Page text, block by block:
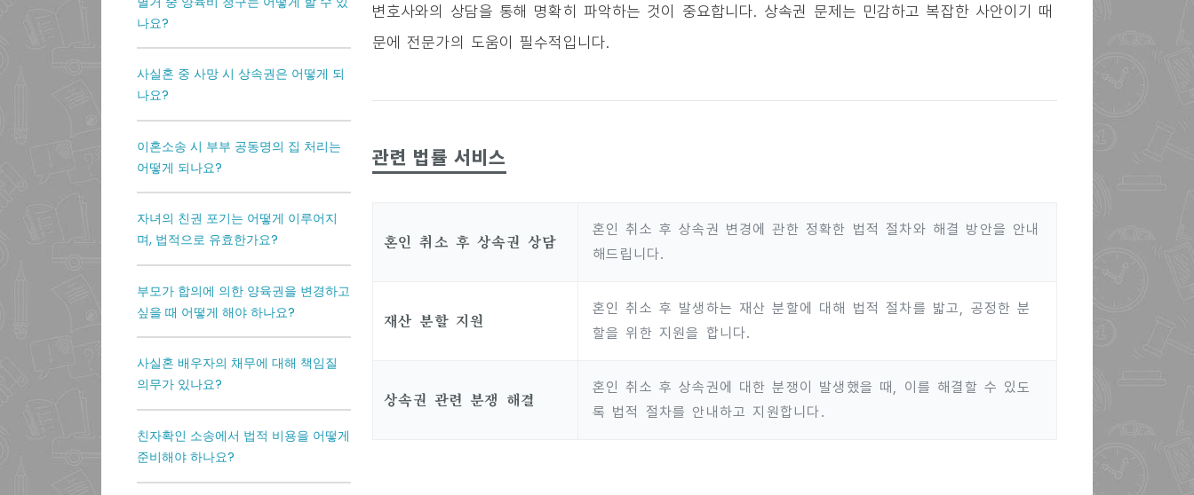
나요?
사실혼 중 사망 시 상속권은 어떻게 되
나요?
이혼소송 시 부부 공동명의 집 처리는
어떻게 되나요?
자녀의 친권 포기는 어떻게 이루어지
며, 법적으로 유효한가요?
부모가 합의에 의한 양육권을 변경하고
싶을 때 어떻게 해야 하나요?
사실혼 배우자의 채무에 대해 책임질
의무가 있나요?
친자확인 소송에서 법적 비용을 어떻게
준비해야 하나요?
변호사와의 상담을 통해 명확히 파악하는 것이 중요합니다. 상속권 문제는 민감하고 복잡한 사안이기 때
문에 전문가의 도움이 필수적입니다.
관련 법률 서비스
혼인 취소 후 상속권 상담
혼인 취소 후 상속권 변경에 관한 정확한 법적 절차와 해결 방안을 안내
해드립니다.
재산 분할 지원
혼인 취소 후 발생하는 재산 분할에 대해 법적 절차를 밟고, 공정한 분
할을 위한 지원을 합니다.
상속권 관련 분쟁 해결
혼인 취소 후 상속권에 대한 분쟁이 발생했을 때, 이를 해결할 수 있도
록 법적 절차를 안내하고 지원합니다.